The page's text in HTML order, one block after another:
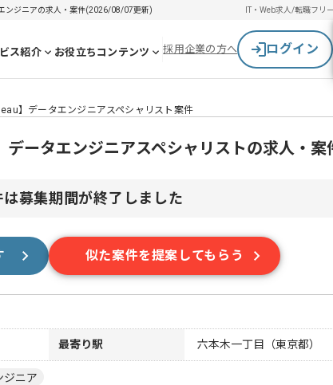
ンジニアの求人・案件(2026/08/07更新) IT・Web求人/転職フリ
ス紹介 お役立ちコンテンツ 採用企業の方へ ログイン
】データエンジニアスペシャリスト案件
データエンジニアスペシャリストの求人・案
は募集期間が終了しました
似た案件を提案してもらう
最寄り駅 六本木一丁目（東京都）
ジニア